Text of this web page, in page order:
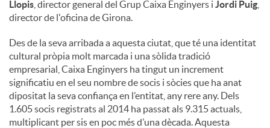
Llopis , director general del Grup Caixa Enginyers i Jordi Puig
director de l'oficina de Girona.
Des de la seva arribada a aquesta ciutat, que té una identitat
cultural pròpia molt marcada i una sòlida tradició
empresarial, Caixa Enginyers ha tingut un increment
significatiu en el seu nombre de socis i sòcies que ha anat
dipositat la seva confiança en l’entitat, any rere any. Dels
1.605 socis registrats al 2014 ha passat als 9.315 actuals,
multiplicant per sis en poc més d’una dècada. Aquesta